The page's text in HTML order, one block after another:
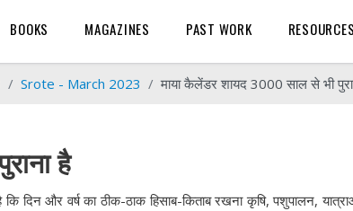
BOOKS MAGAZINES PAST WORK RESOURCES
Srote - March 2023 माया कैलेंडर शायद 3000 साल से भी
है
दिन और वर्ष का ठीक-ठाक हिसाब-किताब रखना कृषि, पशुपालन,